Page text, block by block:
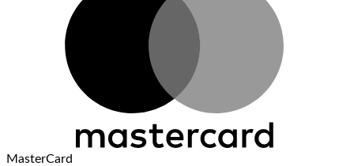
MasterCard